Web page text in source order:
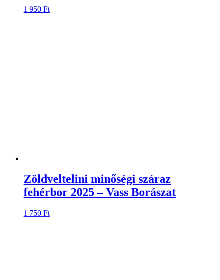
1 950 Ft
Zöldveltelini minőségi száraz
fehérbor 2025 – Vass Borászat
1 750 Ft